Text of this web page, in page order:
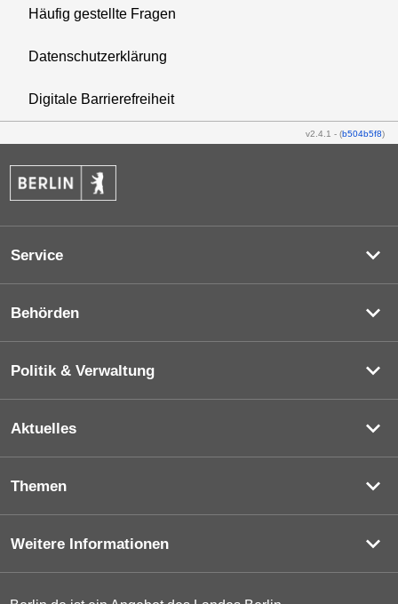
v2.4.1 -(b504b5f8)
Häufig gestellte Fragen
Datenschutzerklärung
Digitale Barrierefreiheit
Service
Behörden
Politik & Verwaltung
Aktuelles
Themen
Weitere Informationen